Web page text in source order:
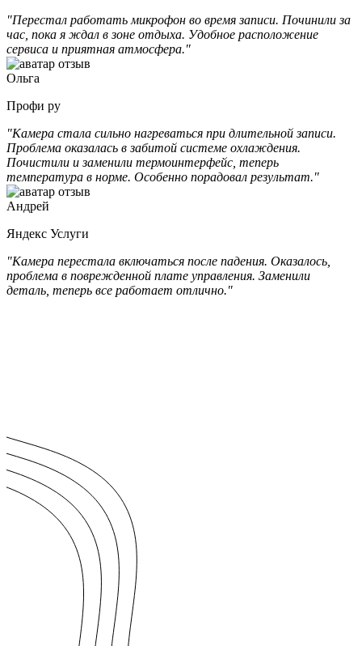
"Перестал работать микрофон во время записи. Починили за
час, пока я ждал в зоне отдыха. Удобное расположение
сервиса и приятная атмосфера."
Ольга
Профи ру
"Камера стала сильно нагреваться при длительной записи.
Проблема оказалась в забитой системе охлаждения.
Почистили и заменили термоинтерфейс, теперь
температура в норме. Особенно порадовал результат."
Андрей
Яндекс Услуги
"Камера перестала включаться после падения. Оказалось,
проблема в поврежденной плате управления. Заменили
деталь, теперь все работает отлично."